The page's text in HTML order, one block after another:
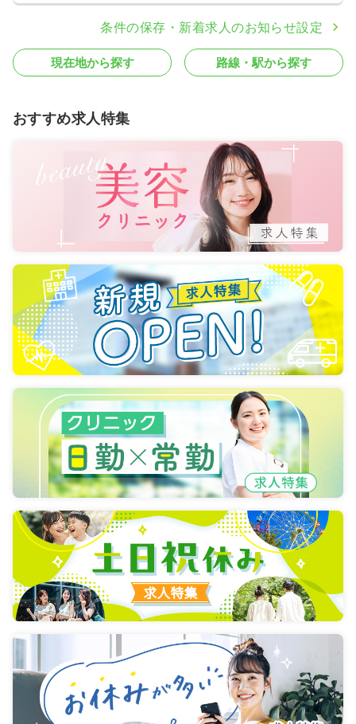
条件の保存・新着求人のお知らせ設定
現在地から探す 路線・駅から探す
おすすめ求人特集